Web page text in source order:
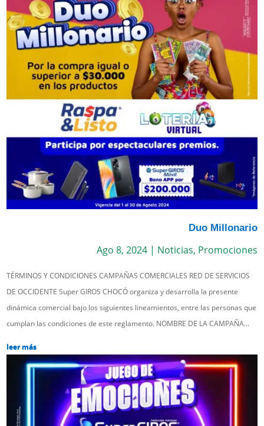
Duo Millonario
Ago 8, 2024| Noticias, Promociones
TÉRMINOS Y CONDICIONES CAMPAÑAS COMERCIALES RED DE SERVICIOS
DE OCCIDENTE Super GIROS CHOCÓ organiza y desarrolla la presente
dinámica comercial bajo los siguientes lineamientos, entre las personas que
cumplan las condiciones de este reglamento. NOMBRE DE LA CAMPAÑA...
leer más